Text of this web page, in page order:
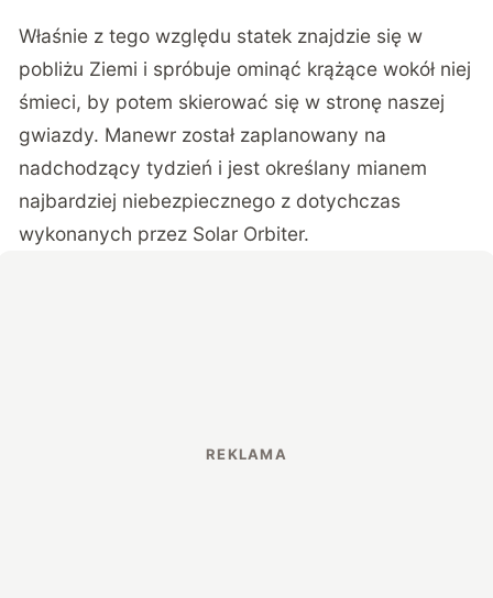
Właśnie z tego względu statek znajdzie się w
pobliżu Ziemi i spróbuje ominąć krążące wokół niej
śmieci, by potem skierować się w stronę naszej
gwiazdy. Manewr został zaplanowany na
nadchodzący tydzień i jest określany mianem
najbardziej niebezpiecznego z dotychczas
wykonanych przez Solar Orbiter.